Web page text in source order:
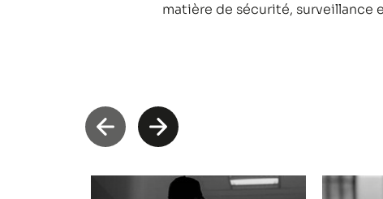
matière de sécurité, surveillance